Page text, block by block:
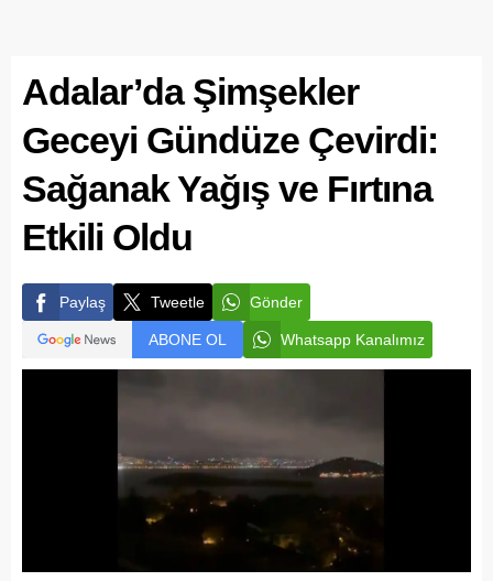
Adalar’da Şimşekler
Geceyi Gündüze Çevirdi:
Sağanak Yağış ve Fırtına
Etkili Oldu
Paylaş Tweetle Gönder
ABONE OL Whatsapp Kanalımız